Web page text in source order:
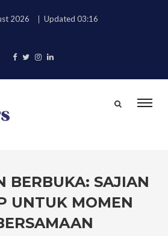
2026 Updated 03:16
BERBUKA: SAJIAN
UNTUK MOMEN